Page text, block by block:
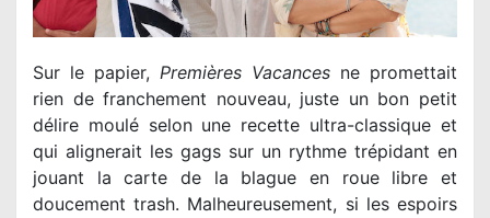
Sur le papier, Premières Vacances ne promettait
rien de franchement nouveau, juste un bon petit
délire moulé selon une recette ultra-classique et
qui alignerait les gags sur un rythme trépidant en
jouant la carte de la blague en roue libre et
doucement trash. Malheureusement, si les espoirs